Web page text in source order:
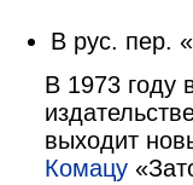
В рус. пер.
В 1973 году
выходит
Комацу